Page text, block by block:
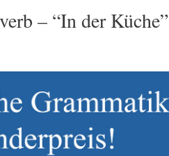
– “In der Küche”